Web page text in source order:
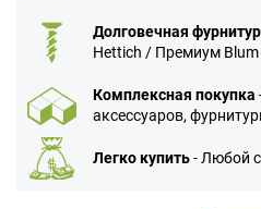
Долговечная
Hettich / Премиум Blum
Комплексная покупка
аксессуаров,
Легко купить- Любой